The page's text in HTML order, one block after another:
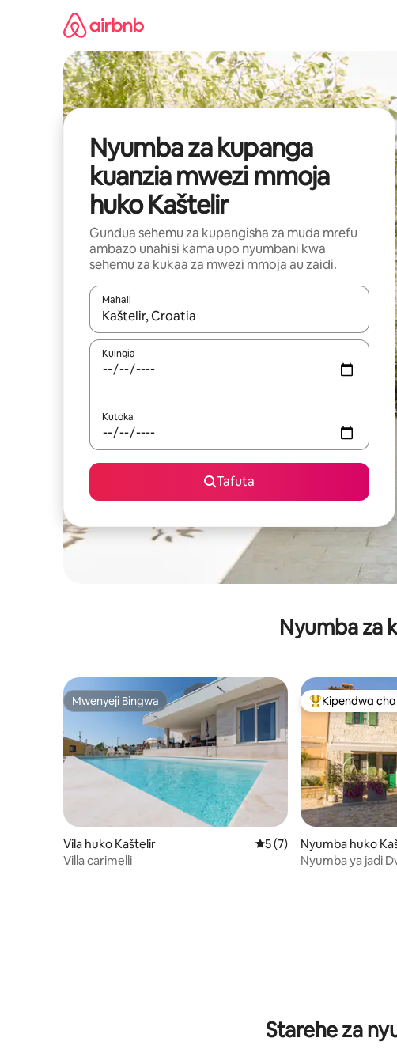
Nyumba za kupanga
kuanzia mwezi mmoja
huko Kaštelir
Gundua sehemu za kupangisha za muda mrefu
ambazo unahisi kama upo nyumbani kwa
sehemu za kukaa za mwezi mmoja au zaidi.
Mahali
Wakati matokeo yanapatikana, vinjari kwa kutumia vitufe
Kuingia
Kutoka
Tafuta
Nyumba za
Mwenyeji Bingwa
Mwenyeji Bingwa
Vila huko Kaštelir Ukadiriaji wa wastani wa
5 (7)
Villa carimelli
Kipendwa
Kipendwa
Nyumba huko
Nyumba ya jadi
Starehe za